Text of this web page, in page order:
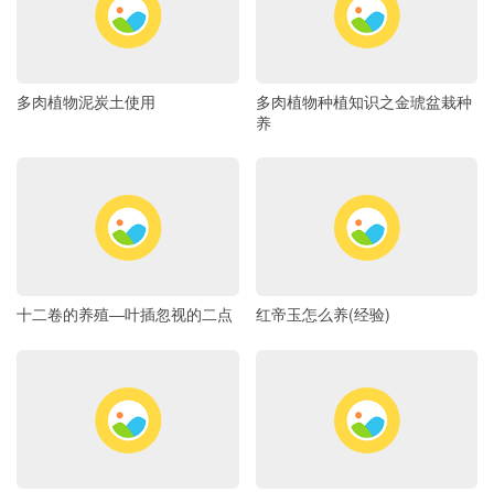
多肉植物泥炭土使用
多肉植物种植知识之金琥盆栽种
养
十二卷的养殖―叶插忽视的二点 红帝玉怎么养(经验)